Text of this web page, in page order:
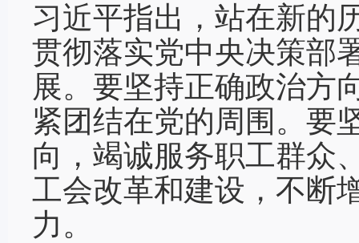
习近平指出，站在新的
贯彻落实党中央决策部
展。要坚持正确政治方
紧团结在党的周围。要
向，竭诚服务职工群众
工会改革和建设，不断
力。